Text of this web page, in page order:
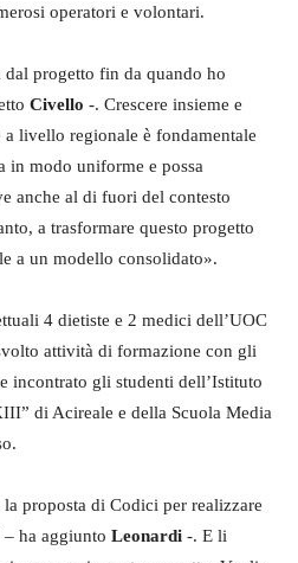
operatori e volontari.
progetto fin da quando ho
Civello -. Crescere insieme e
livello regionale è fondamentale
in modo uniforme e possa
anche al di fuori del contesto
a trasformare questo progetto
a un modello consolidato».
4 dietiste e 2 medici dell’UOC
attività di formazione con gli
incontrato gli studenti dell’Istituto
di Acireale e della Scuola Media
proposta di Codici per realizzare
– ha aggiunto Leonardi -. E li